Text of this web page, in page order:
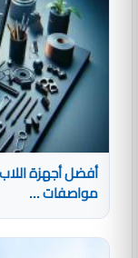
مواصفات ...